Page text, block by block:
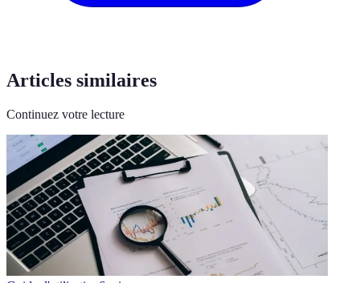
Articles similaires
Continuez votre lecture